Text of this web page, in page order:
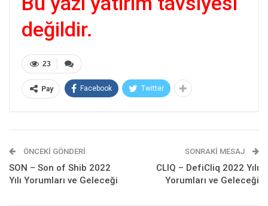
değildir.
23
Pay Facebook Twitter
ÖNCEKI GÖNDERI
SON – Son of Shib 2022
Yılı Yorumları ve Geleceği
SONRAKI MESAJ
CLIQ – DefiCliq 2022 Yılı
Yorumları ve Geleceği